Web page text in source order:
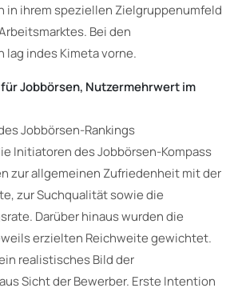
in ihrem speziellen Zielgruppenumfeld
Bei den
lag indes Kimeta vorne.
Jobbörsen, Nutzermehrwert im
Jobbörsen-Rankings
Initiatoren des Jobbörsen-Kompass
zur allgemeinen Zufriedenheit mit der
zur Suchqualität sowie die
Darüber hinaus wurden die
erzielten Reichweite gewichtet.
realistisches Bild der
Sicht der Bewerber. Erste Intention